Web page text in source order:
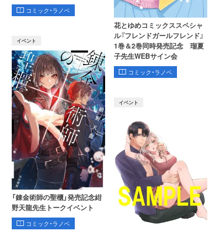
コミック・ラノベ
花とゆめコミックススペシャ
ル『フレンドガールフレンド』
1巻＆2巻同時発売記念 瑠夏
子先生WEBサイン会
コミック・ラノベ
イベント
「錬金術師の聖櫃」発売記念紺
野天龍先生トークイベント
コミック・ラノベ
イベント